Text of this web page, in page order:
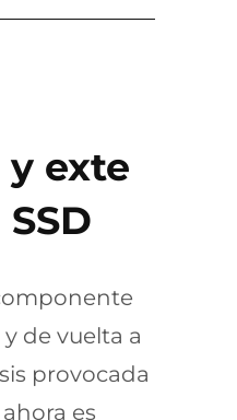
exte
de vuelta a
provocada
es